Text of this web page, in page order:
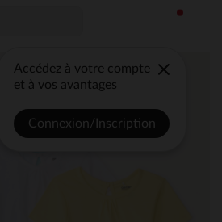
Accédez à votre compte
et à vos avantages
Connexion/Inscription